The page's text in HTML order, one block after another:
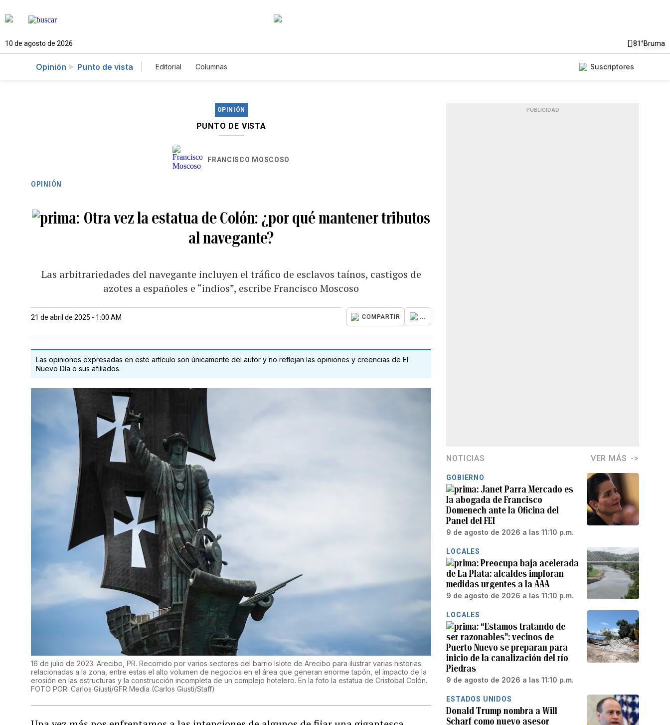
10 de agosto de 2026 81°Bruma
Opinión Punto de vista Editorial Columnas Suscriptores
OPINIÓN
PUNTO DE VISTA
FRANCISCO MOSCOSO
OPINIÓN
Otra vez la estatua de Colón: ¿por qué mantener tributos
al navegante?
Las arbitrariedades del navegante incluyen el tráfico de esclavos taínos, castigos de
azotes a españoles e “indios”, escribe Francisco Moscoso
21 de abril de 2025 - 1:00 AM COMPARTIR ...
Las opiniones expresadas en este artículo son únicamente del autor y no reflejan las opiniones y creencias de El
Nuevo Día o sus afiliados.
16 de julio de 2023. Arecibo, PR. Recorrido por varios sectores del barrio Islote de Arecibo para ilustrar varias historias
relacionadas a la zona, entre estas el alto volumen de negocios en el área que generan enorme tapón, el impacto de la
erosión en las estructuras y la construcción incompleta de un complejo hotelero. En la foto la estatua de Cristobal Colón.
FOTO POR: Carlos Giusti/GFR Media (Carlos Giusti/Staff)
PUBLICIDAD
NOTICIAS VER MÁS
GOBIERNO
Janet Parra Mercado es
la abogada de Francisco
Domenech ante la Oficina del
Panel del FEI
9 de agosto de 2026 a las 11:10 p.m.
LOCALES
Preocupa baja acelerada
de La Plata: alcaldes imploran
medidas urgentes a la AAA
9 de agosto de 2026 a las 11:10 p.m.
LOCALES
“Estamos tratando de
ser razonables”: vecinos de
Puerto Nuevo se preparan para
inicio de la canalización del río
Piedras
9 de agosto de 2026 a las 11:10 p.m.
ESTADOS UNIDOS
Donald Trump nombra a Will
Scharf como nuevo asesor